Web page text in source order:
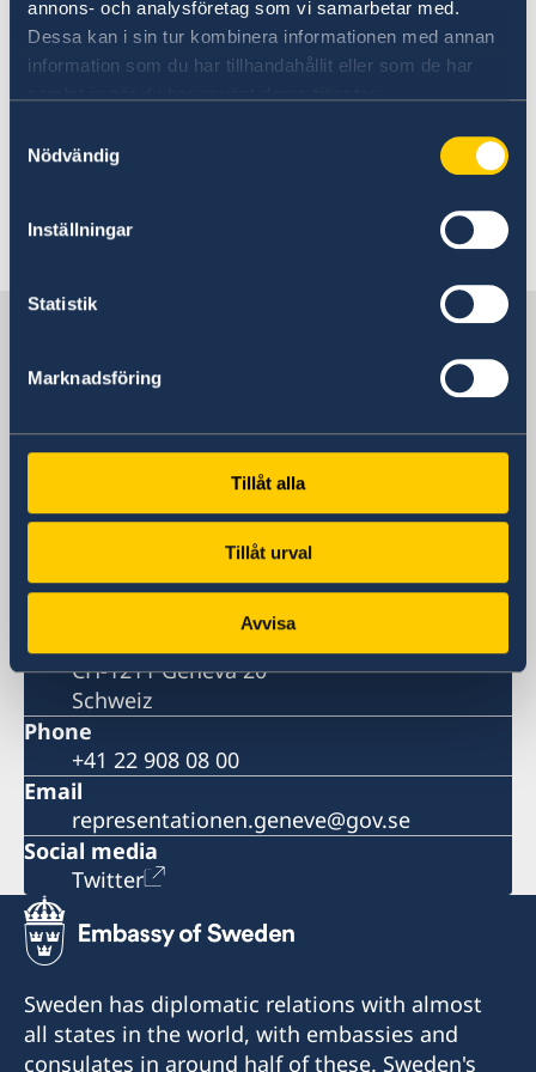
annons- och analysföretag som vi samarbetar med.
Dessa kan i sin tur kombinera informationen med annan
information som du har tillhandahållit eller som de har
Nödvändig
Inställningar
Statistik
Marknadsföring
Tillåt alla
Tillåt urval
Avvisa
Last updated 23 Apr 2020, 4.37 PM
Visiting address
82, rue de Lausanne
Genève
Permanent Mission of Sweden to the
Case Postale 190
CH-1211 Geneva 20
Schweiz
Phone
+41 22 908 08 00
Email
representationen.geneve@gov.se
Social media
Twitter
Sweden has diplomatic relations with almost
all states in the world, with embassies and
consulates in around half of these. Sweden's